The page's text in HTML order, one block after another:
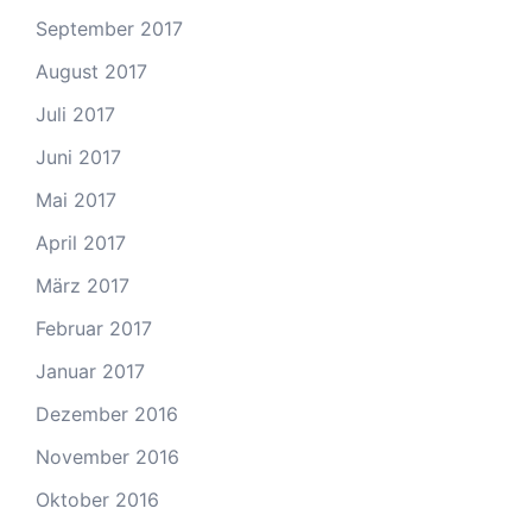
September 2017
August 2017
Juli 2017
Juni 2017
Mai 2017
April 2017
März 2017
Februar 2017
Januar 2017
Dezember 2016
November 2016
Oktober 2016